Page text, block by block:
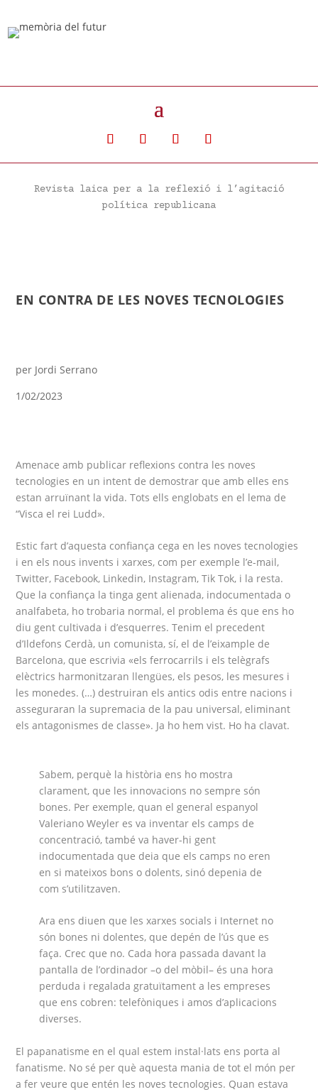
Revista laica per a la reflexió i l’agitació
política republicana
EN CONTRA DE LES NOVES TECNOLOGIES
per Jordi Serrano
1/02/2023
Amenace amb publicar reflexions contra les noves
tecnologies en un intent de demostrar que amb elles ens
estan arruïnant la vida. Tots ells englobats en el lema de
“Visca el rei Ludd».
Estic fart d’aquesta confiança cega en les noves tecnologies
i en els nous invents i xarxes, com per exemple l’e-mail,
Twitter, Facebook, Linkedin, Instagram, Tik Tok, i la resta.
Que la confiança la tinga gent alienada, indocumentada o
analfabeta, ho trobaria normal, el problema és que ens ho
diu gent cultivada i d’esquerres. Tenim el precedent
d’Ildefons Cerdà, un comunista, sí, el de l’eixample de
Barcelona, que escrivia «els ferrocarrils i els telègrafs
elèctrics harmonitzaran llengües, els pesos, les mesures i
les monedes. (…) destruiran els antics odis entre nacions i
asseguraran la supremacia de la pau universal, eliminant
els antagonismes de classe». Ja ho hem vist. Ho ha clavat.
Sabem, perquè la història ens ho mostra
clarament, que les innovacions no sempre són
bones. Per exemple, quan el general espanyol
Valeriano Weyler es va inventar els camps de
concentració, també va haver-hi gent
indocumentada que deia que els camps no eren
en si mateixos bons o dolents, sinó depenia de
com s’utilitzaven.
Ara ens diuen que les xarxes socials i Internet no
són bones ni dolentes, que depén de l’ús que es
faça. Crec que no. Cada hora passada davant la
pantalla de l’ordinador –o del mòbil– és una hora
perduda i regalada gratuïtament a les empreses
que ens cobren: telefòniques i amos d’aplicacions
diverses.
El papanatisme en el qual estem instal·lats ens porta al
fanatisme. No sé per què aquesta mania de tot el món per
a fer veure que entén les noves tecnologies. Quan estava